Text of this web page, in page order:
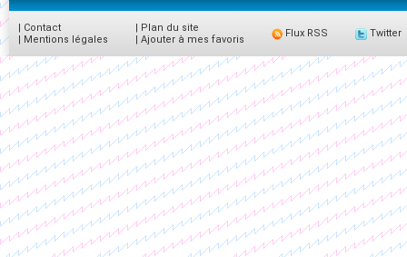
| Contact
| Mentions légales
| Plan du site
| Ajouter à mes favoris
Flux RSS Twitter